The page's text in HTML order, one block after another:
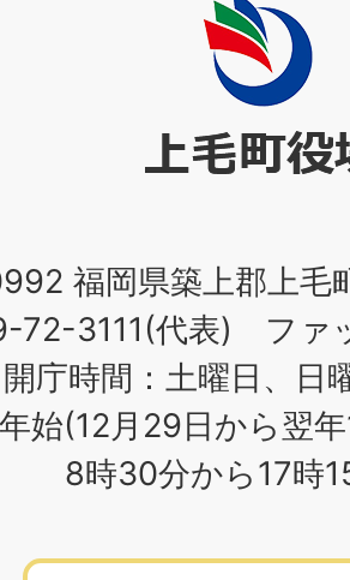
福岡県築上郡上毛
72-3111(代表) ファ
開庁時間：土曜日、日
始(12月29日から翌
8時30分から17時